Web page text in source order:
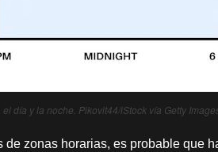
día y la noche. Pikovit44/iStock vía Getty
zonas horarias, es probable que